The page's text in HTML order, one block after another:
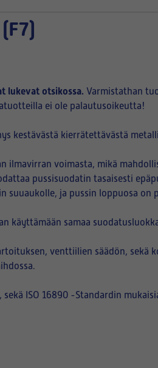
lukevat otsikossa. Varmistathan
ei ole palautusoikeutta!
kestävästä kierrätettävästä
voimasta, mikä
pussisuodatin tasaisesti
suuaukolle, ja pussin loppuosa on
käyttämään samaa
venttiilien säädön, sekä
, sekä ISO 16890 -Standardin